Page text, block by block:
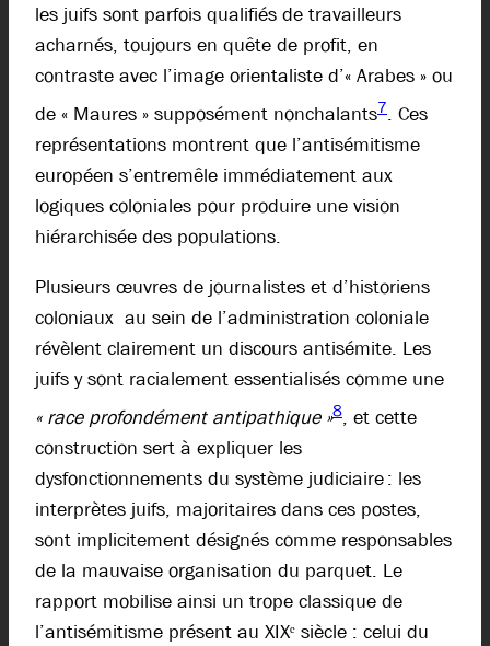
les juifs sont parfois qualifiés de travailleurs
acharnés, toujours en quête de profit, en
contraste avec l’image orientaliste d’« Arabes » ou
de « Maures » supposément nonchalants7. Ces
représentations montrent que l’antisémitisme
européen s’entremêle immédiatement aux
logiques coloniales pour produire une vision
hiérarchisée des populations.
Plusieurs œuvres de journalistes et d’historiens
coloniaux au sein de l’administration coloniale
révèlent clairement un discours antisémite. Les
juifs y sont racialement essentialisés comme une
« race profondément antipathique »8, et cette
construction sert à expliquer les
dysfonctionnements du système judiciaire : les
interprètes juifs, majoritaires dans ces postes,
sont implicitement désignés comme responsables
de la mauvaise organisation du parquet. Le
rapport mobilise ainsi un trope classique de
l’antisémitisme présent au XIXᵉ siècle : celui du